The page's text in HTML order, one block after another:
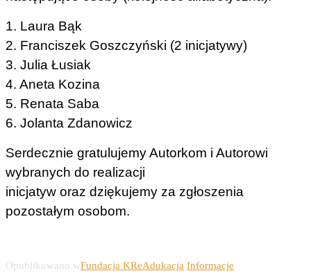
1. Laura Bąk
2. Franciszek Goszczyński (2 inicjatywy)
3. Julia Łusiak
4. Aneta Kozina
5. Renata Saba
6. Jolanta Zdanowicz
Serdecznie gratulujemy Autorkom i Autorowi
wybranych do realizacji
inicjatyw oraz dziękujemy za zgłoszenia
pozostałym osobom.
Opublikowano wFundacja KReAdukacja Informacje